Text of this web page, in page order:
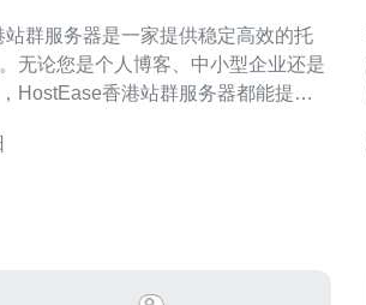
站群服务器是一家提供稳定高效的托
无论您是个人博客、中小型企业还是
HostEase香港站群服务器都能提供
大的服务器设备和优质的网络基础设